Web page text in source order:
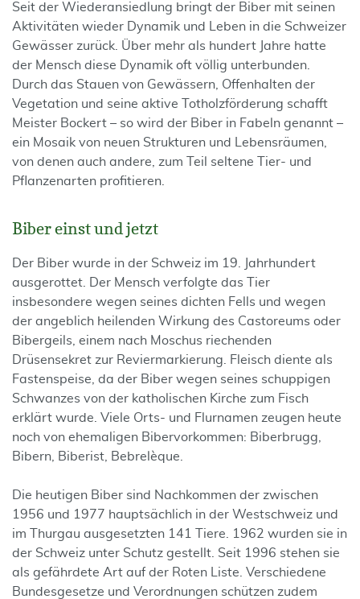
Seit der Wiederansiedlung bringt der Biber mit seinen
Aktivitäten wieder Dynamik und Leben in die Schweizer
Gewässer zurück. Über mehr als hundert Jahre hatte
der Mensch diese Dynamik oft völlig unterbunden.
Durch das Stauen von Gewässern, Offenhalten der
Vegetation und seine aktive Totholzförderung schafft
Meister Bockert – so wird der Biber in Fabeln genannt –
ein Mosaik von neuen Strukturen und Lebensräumen,
von denen auch andere, zum Teil seltene Tier- und
Pflanzenarten profitieren.
Biber einst und jetzt
Der Biber wurde in der Schweiz im 19. Jahrhundert
ausgerottet. Der Mensch verfolgte das Tier
insbesondere wegen seines dichten Fells und wegen
der angeblich heilenden Wirkung des Castoreums oder
Bibergeils, einem nach Moschus riechenden
Drüsensekret zur Reviermarkierung. Fleisch diente als
Fastenspeise, da der Biber wegen seines schuppigen
Schwanzes von der katholischen Kirche zum Fisch
erklärt wurde. Viele Orts- und Flurnamen zeugen heute
noch von ehemaligen Bibervorkommen: Biberbrugg,
Bibern, Biberist, Bebrelèque.
Die heutigen Biber sind Nachkommen der zwischen
1956 und 1977 hauptsächlich in der Westschweiz und
im Thurgau ausgesetzten 141 Tiere. 1962 wurden sie in
der Schweiz unter Schutz gestellt. Seit 1996 stehen sie
als gefährdete Art auf der Roten Liste. Verschiedene
Bundesgesetze und Verordnungen schützen zudem